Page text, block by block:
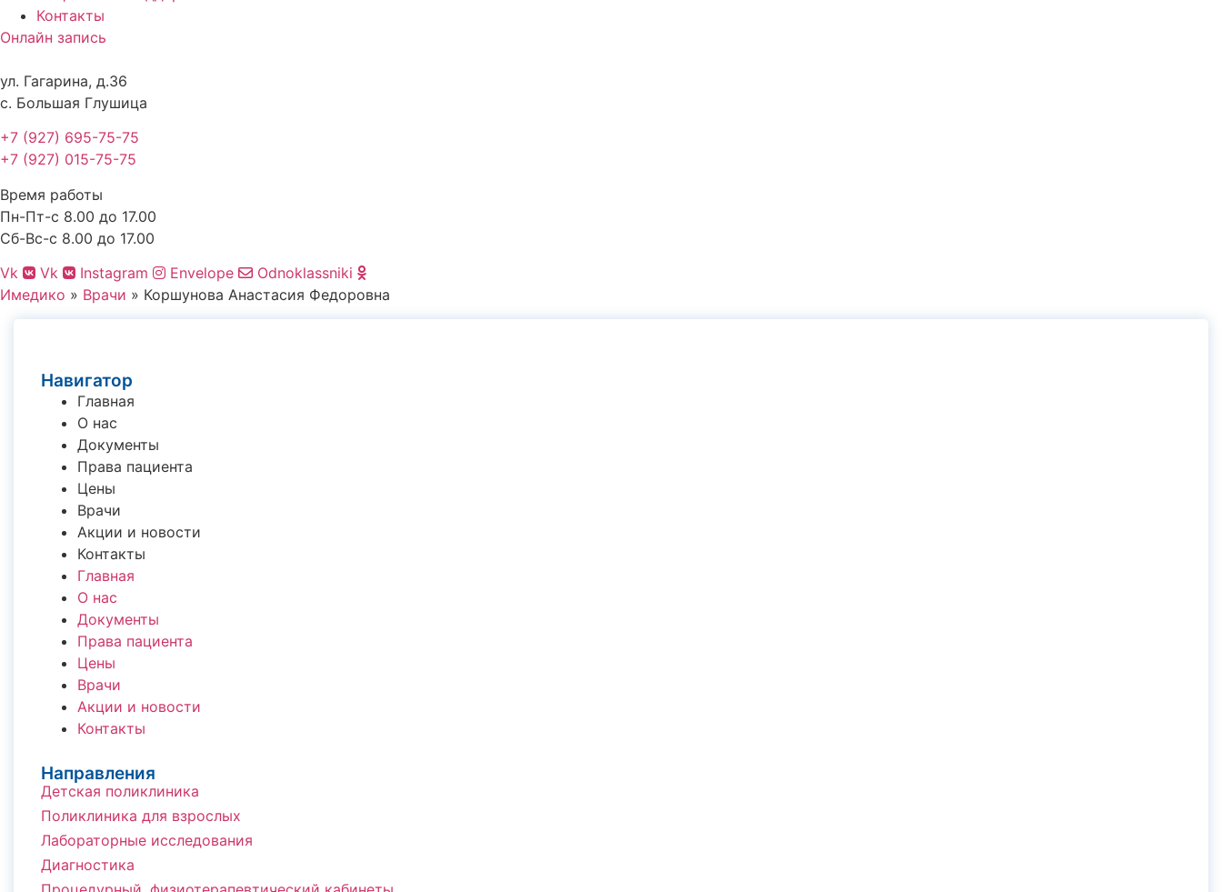
Контакты
Онлайн запись
ул. Гагарина, д.36
с. Большая Глушица
+7 (927) 695-75-75
+7 (927) 015-75-75
Время работы
Пн-Пт-с 8.00 до 17.00
Сб-Вс-с 8.00 до 17.00
Vk
Vk Instagram Envelope
Odnoklassniki
Имедико » Врачи » Коршунова Анастасия Федоровна
Навигатор
Главная
О нас
Документы
Права пациента
Цены
Врачи
Акции и новости
Контакты
Главная
О нас
Документы
Права пациента
Цены
Врачи
Акции и новости
Контакты
Направления
Детская поликлиника
Поликлиника для взрослых
Лабораторные исследования
Диагностика